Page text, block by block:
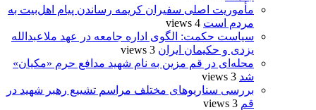
مأموریت اصلی سفیران کریمه رساندن پیام اهل‌بیت به
مردم است 4 views
سیاست حکمت: الگوی اداره جامعه در عهد ملاعبدالله
یزدی و حکیمان ایران 3 views
محله‌ای در قم مزین به نام شهید مدافع حرم «مکیان»
شد 3 views
بررسی سناریوهای مختلف مراسم تشییع رهبر شهید در
قم 3 views